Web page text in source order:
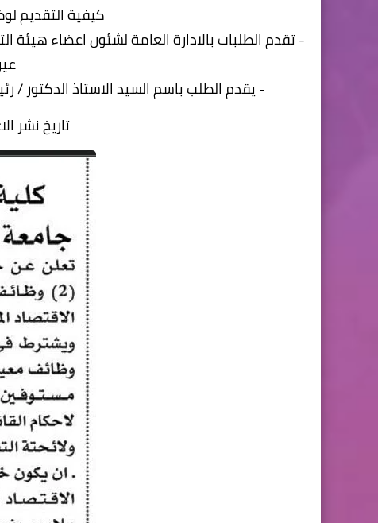
كيفية التقديم
- تقدم الطلبات بالادارة العامة لشئون اعضاء هيئة
- يقدم الطلب باسم السيد الاستاذ الدكتور / رئيس الجامعة
تاريخ نشر الاعلان